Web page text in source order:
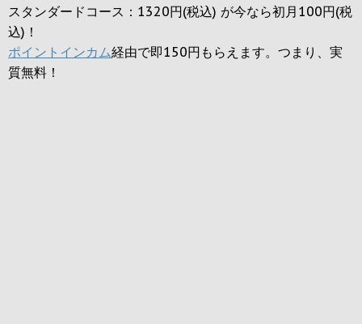
スタンダードコース：1320円(税込) が今なら初月100円(税
込)！
ポイントインカム経由で即150円もらえます。つまり、実
質無料！